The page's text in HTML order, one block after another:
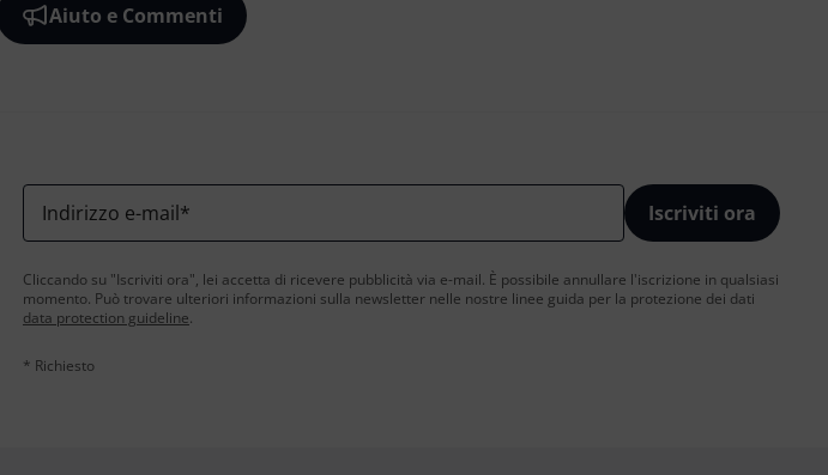
Aiuto e Commenti
Indirizzo e-mail* Iscriviti ora
Cliccando su "Iscriviti ora", lei accetta di ricevere pubblicità via e-mail. È possibile annullare l'iscrizione in qualsiasi
momento. Può trovare ulteriori informazioni sulla newsletter nelle nostre linee guida per la protezione dei dati
data protection guideline.
* Richiesto